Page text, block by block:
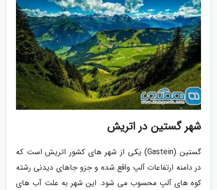
شهر گستین در اتریش
گستین (Gastein) یکی از شهر های کشور اتریش است که
در دامنه ارتفاعات آلپ واقع شده و جزو جاهای دیدنی رشته
کوه های آلپ محسوب می شود. این شهر به علت آب های